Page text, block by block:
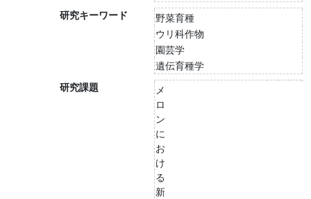
研究キーワード
野菜育種
ウリ科作物
園芸学
遺伝育種学
研究課題
メ
ロ
ン
に
お
け
る
新